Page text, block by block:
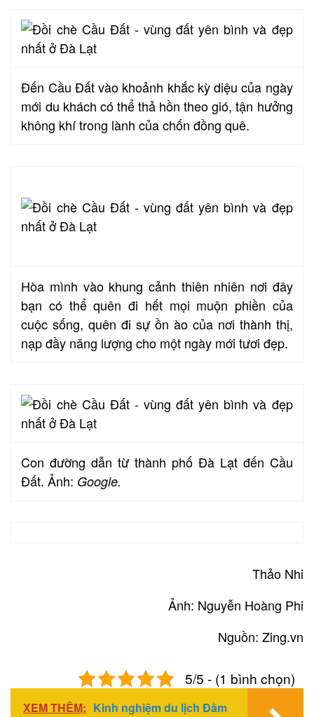
Đến Cầu Đất vào khoảnh khắc kỳ diệu của ngày
mới du khách có thể thả hồn theo gió, tận hưởng
không khí trong lành của chốn đồng quê.
Hòa mình vào khung cảnh thiên nhiên nơi đây
bạn có thể quên đi hết mọi muộn phiền của
cuộc sống, quên đi sự ồn ào của nơi thành thị,
nạp đầy năng lượng cho một ngày mới tươi đẹp.
Con đường dẫn từ thành phố Đà Lạt đến Cầu
Đất. Ảnh: Google.
Thảo Nhi
Ảnh: Nguyễn Hoàng Phi
Nguồn: Zing.vn
5/5 - (1 bình chọn)
XEM THÊM: Kinh nghiệm du lịch Đầm